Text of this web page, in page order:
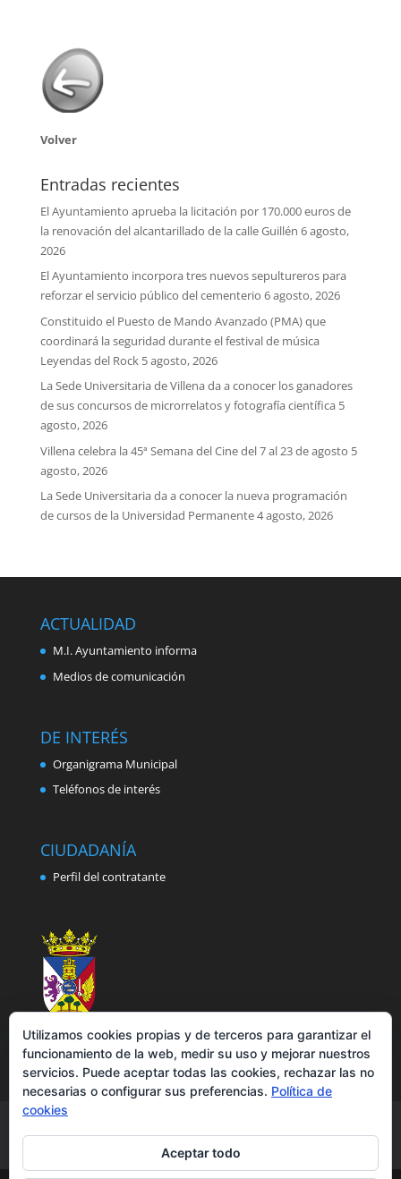
Volver
Entradas recientes
El Ayuntamiento aprueba la licitación por 170.000 euros de
la renovación del alcantarillado de la calle Guillén 6 agosto,
2026
El Ayuntamiento incorpora tres nuevos sepultureros para
reforzar el servicio público del cementerio 6 agosto, 2026
Constituido el Puesto de Mando Avanzado (PMA) que
coordinará la seguridad durante el festival de música
Leyendas del Rock 5 agosto, 2026
La Sede Universitaria de Villena da a conocer los ganadores
de sus concursos de microrrelatos y fotografía científica 5
agosto, 2026
Villena celebra la 45ª Semana del Cine del 7 al 23 de agosto 5
agosto, 2026
La Sede Universitaria da a conocer la nueva programación
de cursos de la Universidad Permanente4 agosto, 2026
ACTUALIDAD
M.I. Ayuntamiento informa
Medios de comunicación
DE INTERÉS
Organigrama Municipal
Teléfonos de interés
CIUDADANÍA
Perfil del contratante
Política de cookies
Accesibilidad
Utilizamos cookies propias y de terceros para garantizar el
funcionamiento de la web, medir su uso y mejorar nuestros
servicios. Puede aceptar todas las cookies, rechazar las no
necesarias o configurar sus preferencias. Política de
cookies
Aceptar todo